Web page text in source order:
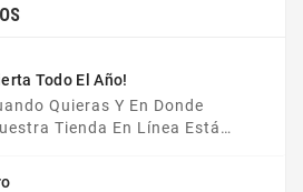
Todo El Año!
Quieras Y En Donde
Tienda En Línea Está